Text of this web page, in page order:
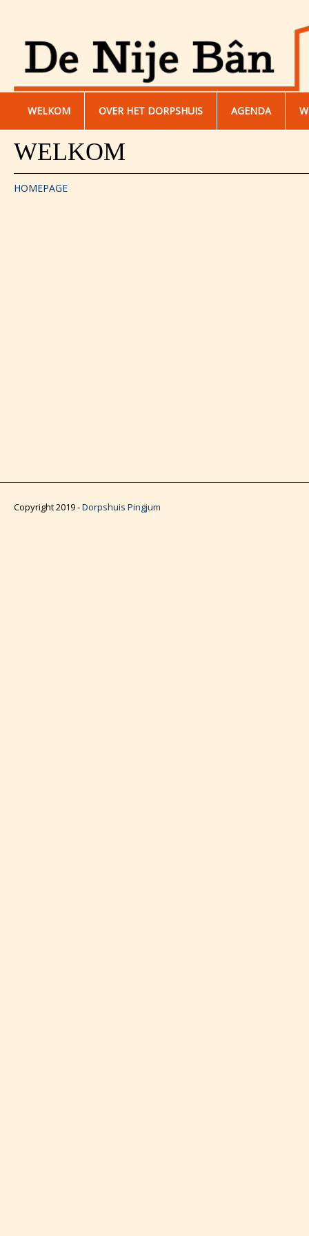
WELKOM OVER HET DORPSHUIS AGENDA
WELKOM
HOMEPAGE
Copyright 2019 -Dorpshuis Pingjum